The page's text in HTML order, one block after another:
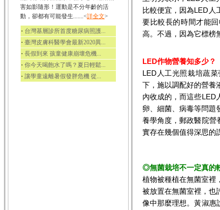
害如影隨形！運動是不分年齡的活
動，卻都有可能發生.......<詳全文>
‧ 台灣基層診所首度糖尿病照護...
‧ 臺灣皮膚科醫學會最新2020異...
‧ 長假到來 孩童健康崩壞危機...
‧ 你今天喝飽水了嗎？夏日輕鬆...
‧ 讓學童遠離暑假發胖危機 從...
比較便宜，因為LED人
要比較長的時間才能
高。不過，因為它標榜
LED作物營養知多少？
LED人工光照栽培蔬
下，施以調配好的營養
內收成的，而這些LED
卵、細菌、病毒等問題
養學角度，郵政醫院營
實存在幾個值得深思的
◎無菌栽培不一定真的
植物被種植在無菌室裡
被放置在無菌室裡，也
像中那麼理想。黃淑惠